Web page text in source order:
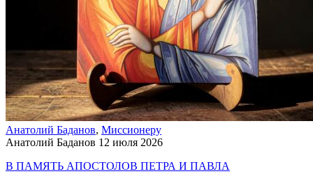
Анатолий Баданов, Миссионеру
Анатолий Баданов 12 июля 2026
В ПАМЯТЬ АПОСТОЛОВ ПЕТРА И ПАВЛА